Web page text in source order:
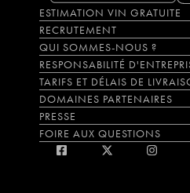
ESTIMATION VIN GRATUITE
RECRUTEMENT
QUI SOMMES-NOUS ?
RESPONSABILITÉ
TARIFS ET DÉLAIS DE
DOMAINES PARTENAIRES
PRESSE
FOIRE AUX QUESTIONS